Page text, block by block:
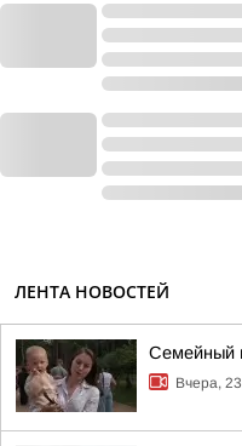
ЛЕНТА НОВОСТЕЙ
Семейный
Вчера,